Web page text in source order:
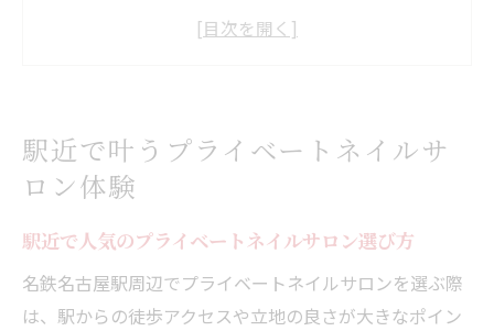
プライベートネイルサロンで叶う理想の施
予約しやすい駅近プライベートサロンの魅
力
プライベートネイルサロンでリラックスす
るコツ
名鉄名古屋駅周辺で人気の個人ネイル空間
駅近で叶うプライベートネイルサ
ロン体験
駅近で人気のプライベートネイルサロン選び方
名鉄名古屋駅周辺でプライベートネイルサロンを選ぶ際
は、駅からの徒歩アクセスや立地の良さが大きなポイン